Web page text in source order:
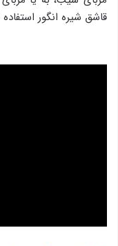
قاشق شیره انگور استفاده